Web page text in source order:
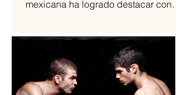
mexicana ha logrado destacar con
marca de burritos norteños creada por
la emprendedora Camila García-
Castells, que combina tradición
culinaria con innovación y conciencia